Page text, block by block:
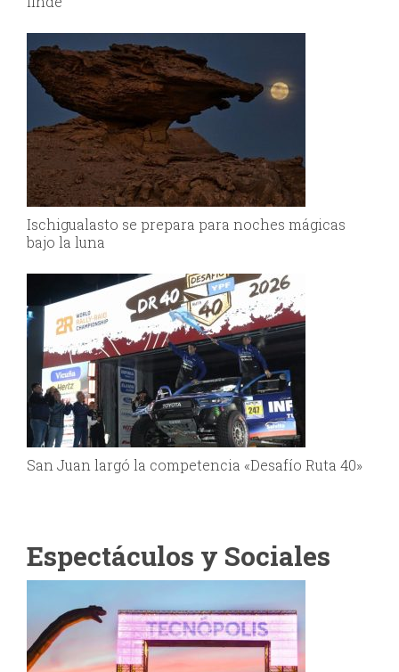
Ischigualasto se prepara para noches mágicas
bajo la luna
San Juan largó la competencia «Desafío Ruta 40»
Espectáculos y Sociales